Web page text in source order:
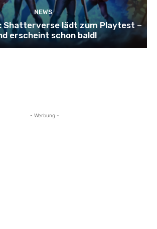
NEWS
Shatterverse lädt zum Playtest –
erscheint schon bald!
- Werbung -